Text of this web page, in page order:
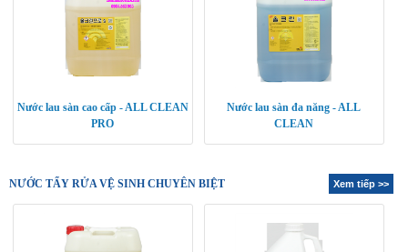
Nước lau sàn cao cấp - ALL CLEAN
PRO
Nước lau sàn đa năng - ALL
CLEAN
NƯỚC TẨY RỬA VỆ SINH CHUYÊN BIỆT Xem tiếp >>